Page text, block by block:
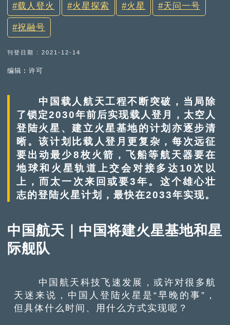
载人登火 火星探索 火星 天问一号
祝融号
刊登日期 : 2021-12-14
编辑︰许可
中国载人航天工程不断突破，当局除
了锁定2030年前后实现载人登月，太空人
登陆火星、建立火星基地的计划亦逐步清
晰。该计划比载人登月更复杂，每次远征
要出动最少8枚火箭，飞船等航天器要在
地球和火星轨道上交会对接多达10次以
上，而太一次来回或要3年。这个雄心壮
志的登陆火星计划，最快在2033年实现。
中国航天｜中国将建火星基地和星
际舰队
中国航天科技飞速发展，或许对很多航
天迷来说，中国人登陆火星是“早晚的事”，
但具体什么时间、用什么方式实现呢？